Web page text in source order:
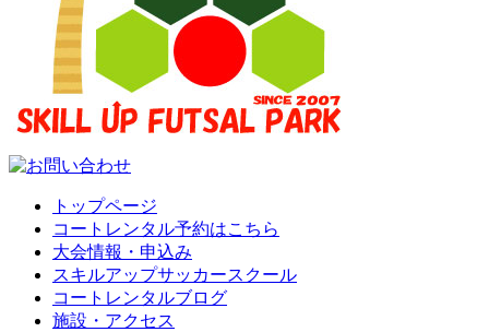
トップページ
コートレンタル予約はこちら
大会情報・申込み
スキルアップサッカースクール
コートレンタルブログ
施設・アクセス